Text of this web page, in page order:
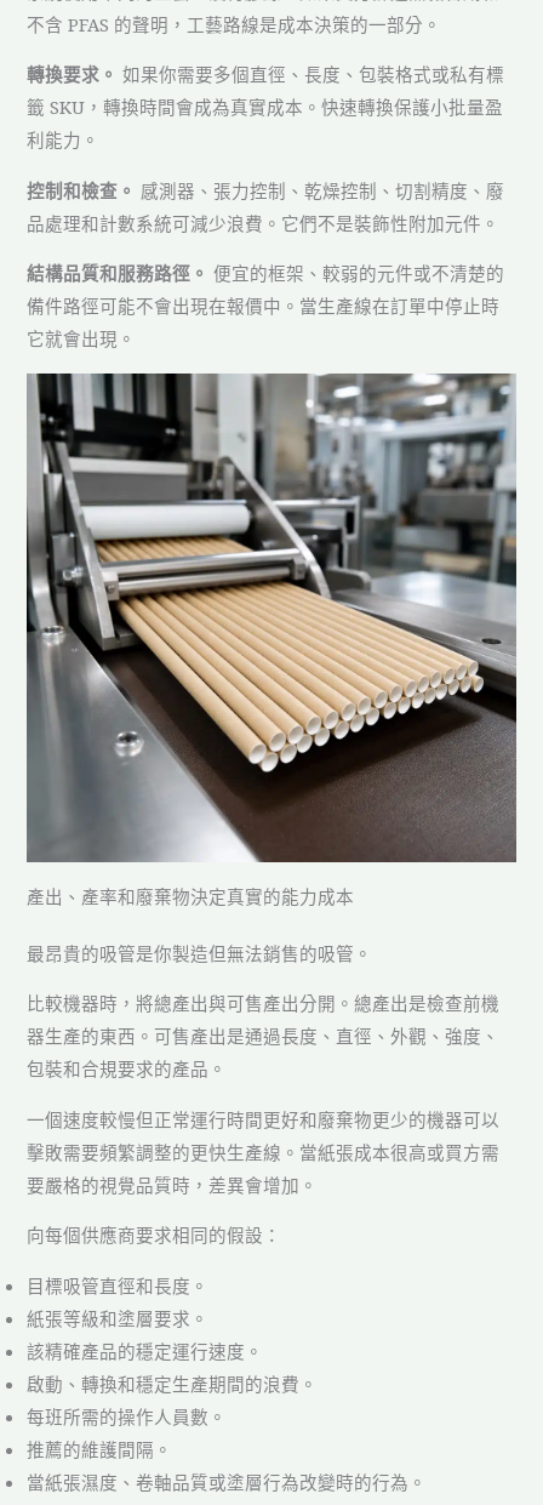
不含 PFAS 的聲明，工藝路線是成本決策的一部分。
轉換要求。 如果你需要多個直徑、長度、包裝格式或私有標
籤 SKU，轉換時間會成為真實成本。快速轉換保護小批量盈
利能力。
控制和檢查。 感測器、張力控制、乾燥控制、切割精度、廢
品處理和計數系統可減少浪費。它們不是裝飾性附加元件。
結構品質和服務路徑。 便宜的框架、較弱的元件或不清楚的
備件路徑可能不會出現在報價中。當生產線在訂單中停止時
它就會出現。
產出、產率和廢棄物決定真實的能力成本
最昂貴的吸管是你製造但無法銷售的吸管。
比較機器時，將總產出與可售產出分開。總產出是檢查前機
器生產的東西。可售產出是通過長度、直徑、外觀、強度、
包裝和合規要求的產品。
一個速度較慢但正常運行時間更好和廢棄物更少的機器可以
擊敗需要頻繁調整的更快生產線。當紙張成本很高或買方需
要嚴格的視覺品質時，差異會增加。
向每個供應商要求相同的假設：
目標吸管直徑和長度。
紙張等級和塗層要求。
該精確產品的穩定運行速度。
啟動、轉換和穩定生產期間的浪費。
每班所需的操作人員數。
推薦的維護間隔。
當紙張濕度、卷軸品質或塗層行為改變時的行為。